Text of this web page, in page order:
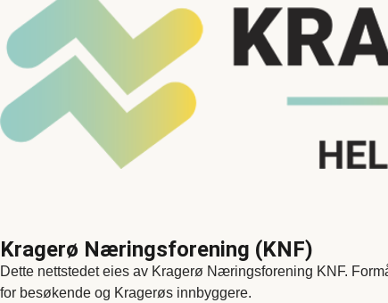
Kragerø Næringsforening (KNF)
Dette nettstedet eies av Kragerø Næringsforening KNF.
for besøkende og Kragerøs innbyggere.